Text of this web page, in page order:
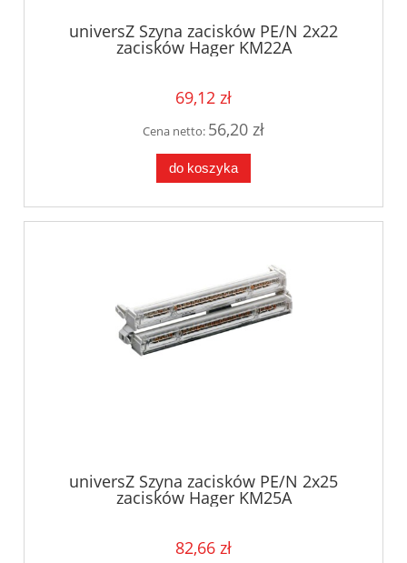
universZ Szyna zacisków PE/N 2x22
zacisków Hager KM22A
69,12 zł
Cena netto: 56,20 zł
do koszyka
universZ Szyna zacisków PE/N 2x25
zacisków Hager KM25A
82,66 zł